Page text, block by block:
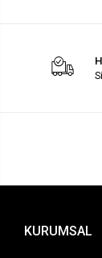
KURUMSAL